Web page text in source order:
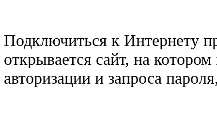
Подключиться к Интернету
открывается сайт, на
авторизации и запроса